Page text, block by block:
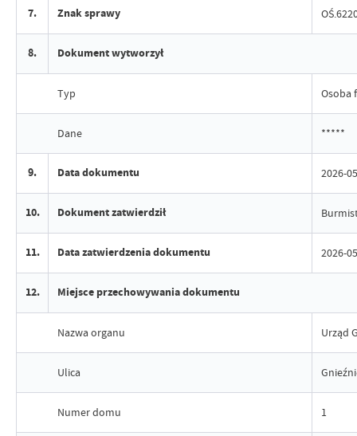
7. Znak sprawy
8. Dokument wytworzył
Typ Osoba
Dane *****
9. Data dokumentu 2026-
10. Dokument zatwierdził
11. Data zatwierdzenia dokumentu 2026-
12. Miejsce przechowywania dokumentu
Nazwa organu Urząd
Ulica
Numer domu 1